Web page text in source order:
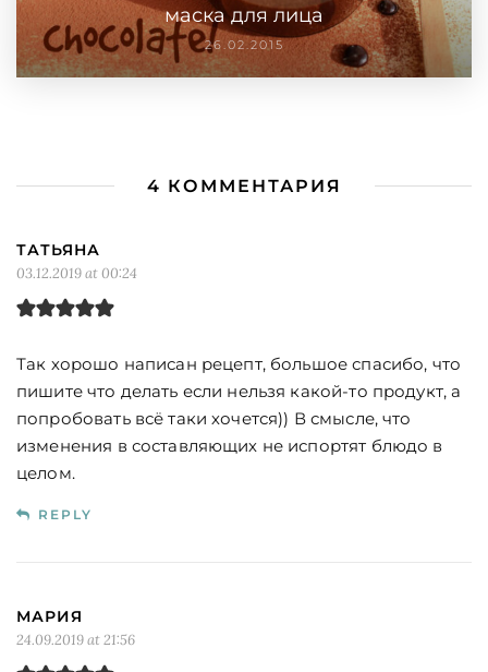
маска для лица
26.02.2015
4 КОММЕНТАРИЯ
ТАТЬЯНА
03.12.2019 at 00:24
Так хорошо написан рецепт, большое спасибо, что
пишите что делать если нельзя какой-то продукт, а
попробовать всё таки хочется)) В смысле, что
изменения в составляющих не испортят блюдо в
целом.
REPLY
МАРИЯ
24.09.2019 at 21:56